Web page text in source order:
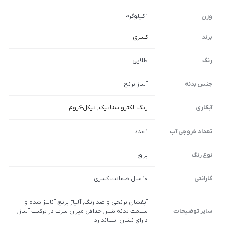
وزن 1 کیلوگرم
برند کسری
رنگ طلایی
جنس بدنه آلیاژ برنج
آبکاری رنگ الکترواستاتیک, نیکل-کروم
تعداد خروجی آب 1 عدد
نوع رنگ براق
گارانتی 10 سال ضمانت کسری
سایر توضیحات
آبفشان برنجی و ضد زنگ, آلیاژ برنج آنالیز شده و
سلامت بدنه شیر, حداقل میزان سرب در ترکیب آلیاژ,
دارای نشان استاندارد